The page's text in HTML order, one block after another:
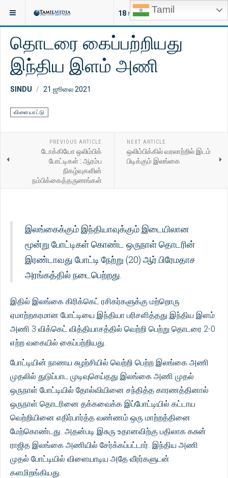
Tamil
18 NEW ARTICLES
இருக்குமிடம்: செய்திகள் விளையாட்டு
தொடரை கைப்பற்றியது
இந்திய இளம் அணி
SINDU 21 ஜூலை 2021
விளையாட்டு
PREVIOUS ARTICLE
டோக்கியோ ஒலிம்பிக்
போட்டிகள் : ஆரம்ப
நிகழ்வுகளின்
நம்பிக்கைத்தருணங்கள்
NEXT ARTICLE
ஒலிம்பிக்கில் வரலாற்றில் இடம்
பிடிக்கும் இலங்கை
இலங்கைக்கும் இந்தியாவுக்கும் இடையிலான
மூன்று போட்டிகள் கொண்ட ஒருநாள் தொடரின்
இரண்டாவது போட்டி நேற்று (20) ஆர்.பிரேமதாச
அரங்கத்தில் நடைபெற்றது.
இதில் இலங்கை கிரிக்கெட் ரசிகர்களுக்கு மற்றொரு
ஏமாற்றகரமான போட்டியை இந்தியா பரிசளித்தது.இந்திய இளம்
அணி 3 விக்கெட் வித்தியாசத்தில் வெற்றி பெற்று தொடரை 2-0
எற்ற வகையில் கைப்பற்றியது.
போட்டியின் நாணய சுழற்சியில் வெற்றி பெற்ற இலங்கை அணி
முதலில் துடுப்பாட முடிவுசெய்தது.இலங்கை அணி முதல்
ஒருநாள் போட்டியில் தோல்வியினை சந்தித்த காரணத்தினால்
ஒருநாள் தொடரினை தக்கவைக்க இப்போட்டியில் கட்டாய
வெற்றியினை எதிர்பார்த்த வண்ணம் ஒரு மாற்றத்தினை
மேற்கொண்டது. அதன்படி இசுரு உதானவிற்கு பதிலாக கசுன்
ராஜித இலங்கை அணியில் சேர்க்கப்பட்டார். இந்திய அணி
முதல் போட்டியில் விளையாடிய அதே வீரர்களுடன்
களமிறங்கியது.